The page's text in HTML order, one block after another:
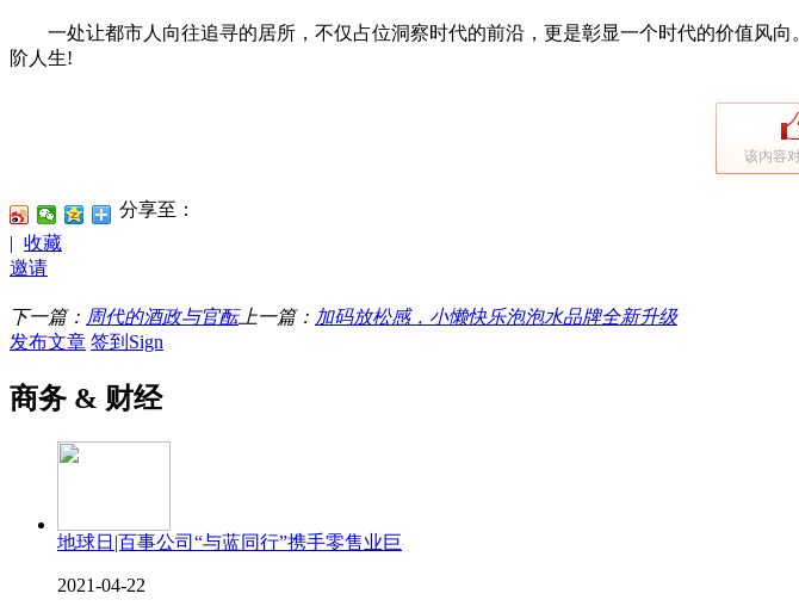
一处让都市人向往追寻的居所，不仅占位洞察时代的前沿，更是彰显一个时代的价值风向
阶人生!
该内容
分享至：
| 收藏
邀请
下一篇： 周代的酒政与官酝上一篇： 加码放松感，小懒快乐泡泡水品牌全新升级
发布文章 签到Sign
商务 & 财经
地球日|百事公司“与蓝同行”携手零售业巨
2021-04-22